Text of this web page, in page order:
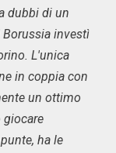
dubbi di un
investì
L'unica
in coppia con
un ottimo
giocare
ha le